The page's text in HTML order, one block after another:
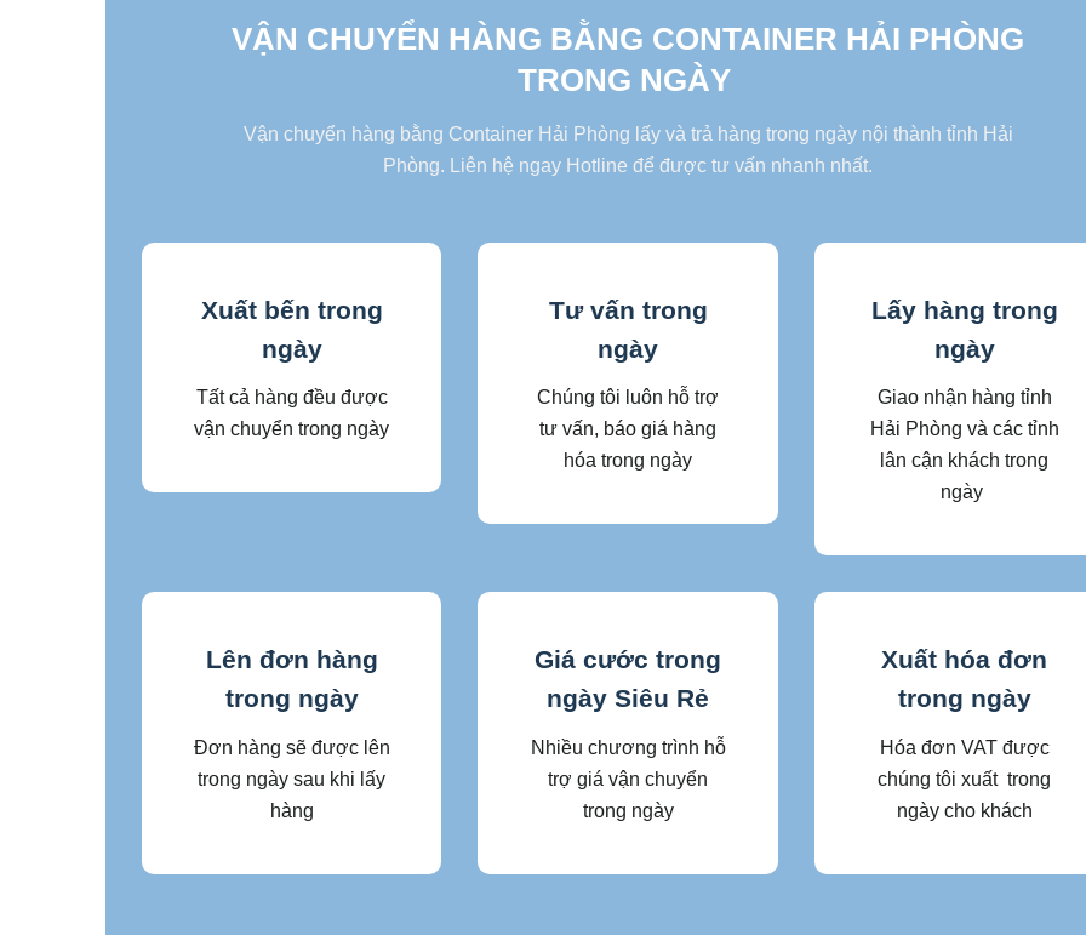
VẬN CHUYỂN HÀNG BẰNG CONTAINER HẢI PHÒNG
TRONG NGÀY
Vận chuyển hàng bằng Container Hải Phòng lấy và trả hàng trong ngày nội thành tỉnh Hải
Phòng. Liên hệ ngay Hotline để được tư vấn nhanh nhất.
Xuất bến trong
ngày
Tất cả hàng đều được
vận chuyển trong ngày
Tư vấn trong
ngày
Chúng tôi luôn hỗ trợ
tư vấn, báo giá hàng
hóa trong ngày
Lấy hàng trong
ngày
Giao nhận hàng tỉnh
Hải Phòng và các tỉnh
lân cận khách trong
ngày
Lên đơn hàng
trong ngày
Đơn hàng sẽ được lên
trong ngày sau khi lấy
hàng
Giá cước trong
ngày Siêu Rẻ
Nhiều chương trình hỗ
trợ giá vận chuyển
trong ngày
Xuất hóa đơn
trong ngày
Hóa đơn VAT được
chúng tôi xuất trong
ngày cho khách